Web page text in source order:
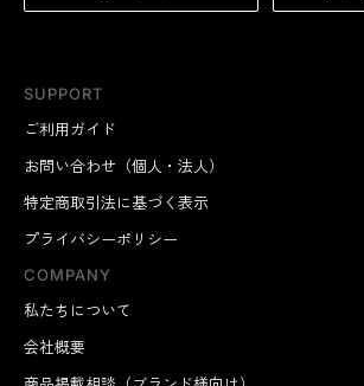
SUPPORT
ご利用ガイド
お問い合わせ（個人・法人）
特定商取引法に基づく表示
プライバシーポリシー
COMPANY
私たちについて
会社概要